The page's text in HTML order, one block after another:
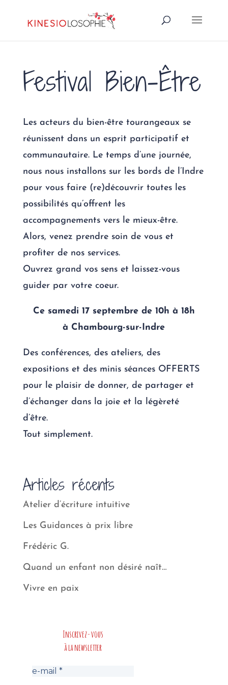
Festival Bien-Être
Les acteurs du bien-être tourangeaux se
réunissent dans un esprit participatif et
communautaire. Le temps d’une journée,
nous nous installons sur les bords de l’Indre
pour vous faire (re)découvrir toutes les
possibilités qu’offrent les
accompagnements vers le mieux-être.
Alors, venez prendre soin de vous et
profiter de nos services.
Ouvrez grand vos sens et laissez-vous
guider par votre coeur.
Ce samedi 17 septembre de 10h à 18h
à Chambourg-sur-Indre
Des conférences, des ateliers, des
expositions et des minis séances OFFERTS
pour le plaisir de donner, de partager et
d’échanger dans la joie et la légèreté
d’être.
Tout simplement.
Articles récents
Atelier d’écriture intuitive
Les Guidances à prix libre
Frédéric G.
Quand un enfant non désiré naît…
Vivre en paix
Inscrivez-vous
à la newsletter